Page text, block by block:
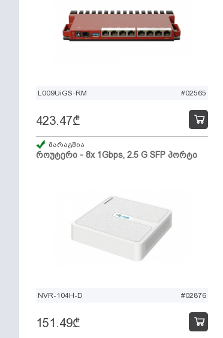
L009UiGS-RM #02565
როუტერი - 8x 1Gbps, 2.5 G SFP პორტი
423.47₾
მარაგშია
NVR-104H-D #02876
151.49₾